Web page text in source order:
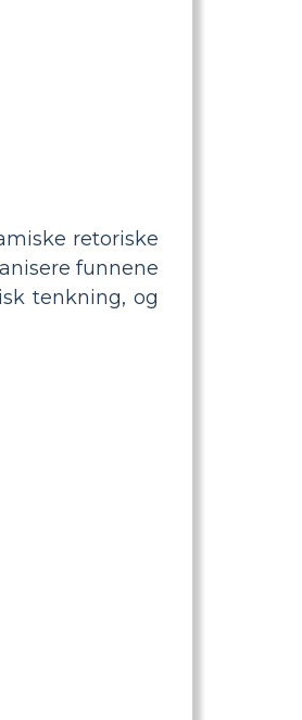
retoriske
funnene
tenkning, og